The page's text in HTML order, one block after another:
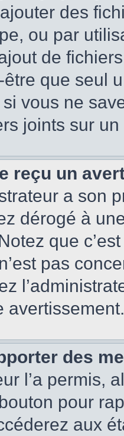
des
ou par
de
que seul
si vous ne
joints sur un
reçu un
a son
dérogé à
que
pas
avertissement.
des
l’a permis,
pour
aux